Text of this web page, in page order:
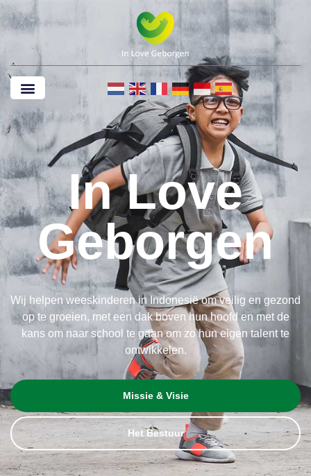
In Love
Geborgen
Wij helpen weeskinderen in Indonesië om veilig en gezond
op te groeien, met een dak boven hun hoofd en met de
kans om naar school te gaan om zo hun eigen talent te
ontwikkelen.
Missie & Visie
Het Bestuur